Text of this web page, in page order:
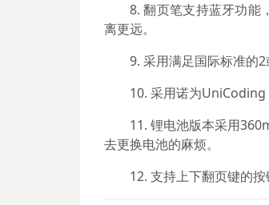
8. 翻页笔支持蓝牙功能
离更远。
9. 采用满足国际标准的2
10. 采用诺为UniCoding
11. 锂电池版本采用
去更换电池的麻烦。
12. 支持上下翻页键的